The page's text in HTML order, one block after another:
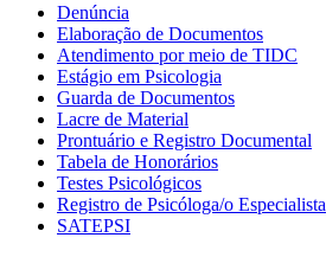
Denúncia
Elaboração de Documentos
Atendimento por meio de TIDC
Estágio em Psicologia
Guarda de Documentos
Lacre de Material
Prontuário e Registro Documental
Tabela de Honorários
Testes Psicológicos
Registro de Psicóloga/o Especialista
SATEPSI